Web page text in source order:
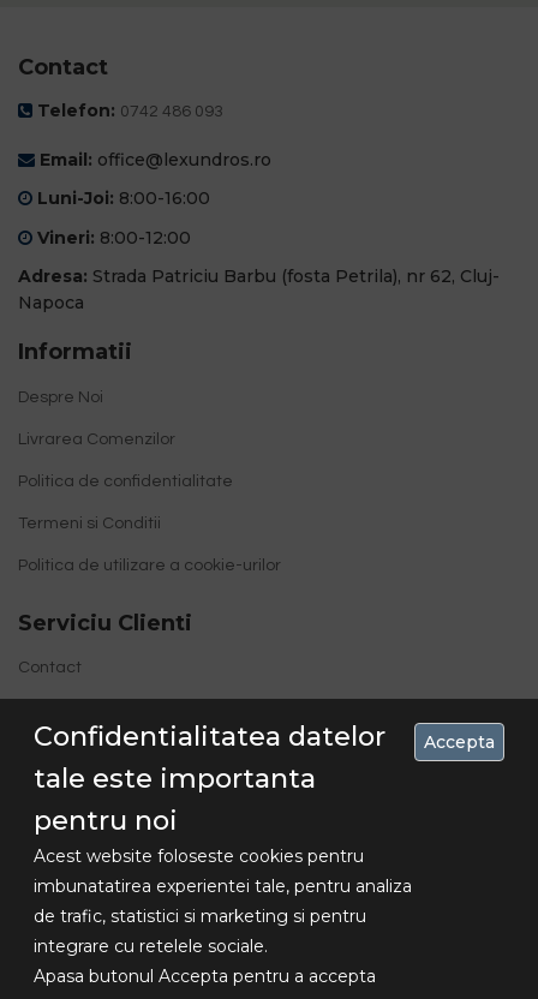
Concediu 30.07-16.08 , livrarile se vor
face dupa aceasta data!!!
Contact
Telefon: 0742 486 093
Email: office@lexundros.ro
Luni-Joi: 8:00-16:00
Vineri: 8:00-12:00
Adresa: Strada Patriciu Barbu (fosta Petrila), nr 62, Cluj-
Napoca
Informatii
Despre Noi
Livrarea Comenzilor
Politica de confidentialitate
Termeni si Conditii
Politica de utilizare a cookie-urilor
Serviciu Clienti
Contact
© 2018
Confidentialitatea datelor
tale este importanta
pentru noi
Acest website foloseste cookies pentru
imbunatatirea experientei tale, pentru analiza
de trafic, statistici si marketing si pentru
integrare cu retelele sociale.
Apasa butonul Accepta pentru a accepta
Accepta